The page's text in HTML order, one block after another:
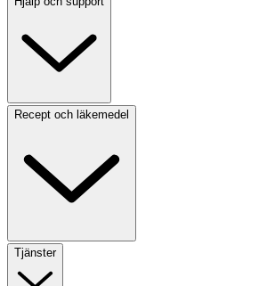
Recept och läkemedel
Tjänster